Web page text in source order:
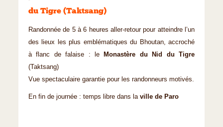
du Tigre (Taktsang)
Randonnée de 5 à 6 heures aller-retour pour atteindre l’un
des lieux les plus emblématiques du Bhoutan, accroché
à flanc de falaise : le
Monastère du Nid du Tigre
(Taktsang)
Vue spectaculaire garantie pour les randonneurs motivés.
En fin de journée : temps libre dans la ville de Paro